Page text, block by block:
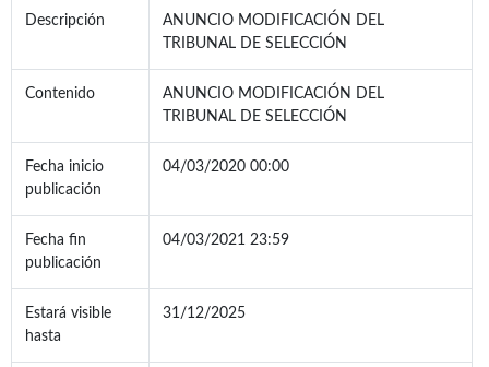
Descripción
ANUNCIO MODIFICACIÓN DEL
TRIBUNAL DE SELECCIÓN
Contenido
ANUNCIO MODIFICACIÓN DEL
TRIBUNAL DE SELECCIÓN
Fecha inicio
publicación
04/03/2020 00:00
Fecha fin
publicación
04/03/2021 23:59
Estará visible
hasta
31/12/2025